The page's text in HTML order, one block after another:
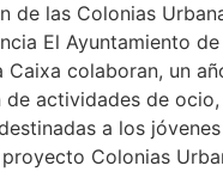
de las Colonias
El Ayuntamiento
Caixa colaboran, un
de actividades de
a los
Colonias